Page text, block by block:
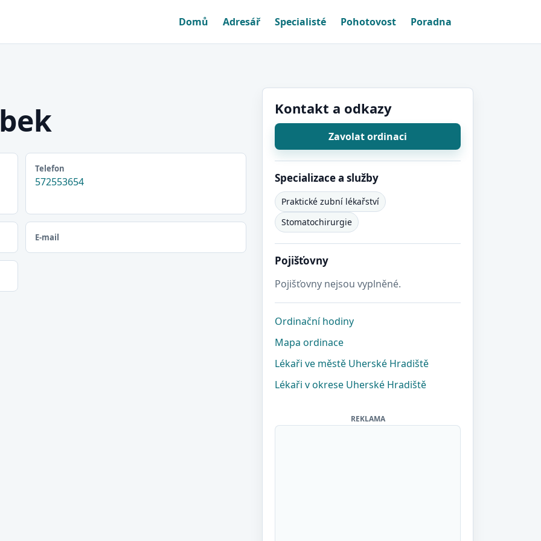
Domů Adresář Specialisté Pohotovost Poradna
Telefon
572553654
E-mail
Kontakt a odkazy
Zavolat ordinaci
Specializace a služby
Praktické zubní lékařství
Stomatochirurgie
Pojišťovny
Pojišťovny nejsou vyplněné.
Ordinační hodiny
Mapa ordinace
Lékaři ve městě Uherské Hradiště
Lékaři v okrese Uherské Hradiště
REKLAMA